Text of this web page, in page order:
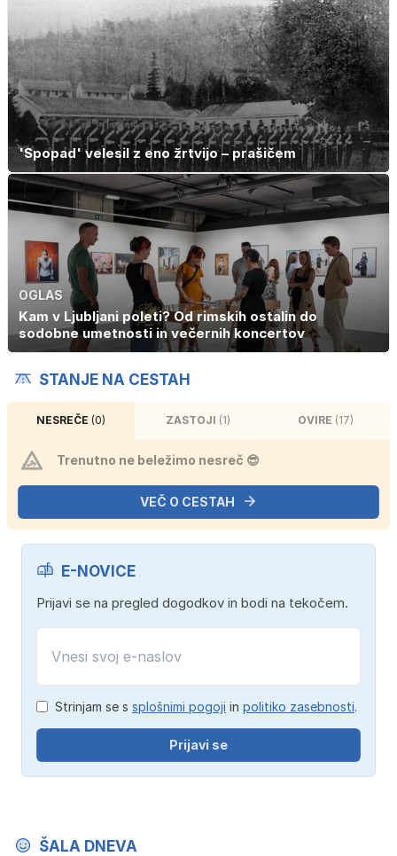
'Spopad' velesil z eno žrtvijo – prašičem
OGLAS
Kam v Ljubljani poleti? Od rimskih ostalin do
sodobne umetnosti in večernih koncertov
STANJE NA CESTAH
NESREČE (0) ZASTOJI (1) OVIRE (17)
Trenutno ne beležimo nesreč 😎
VEČ O CESTAH
E-NOVICE
Prijavi se na pregled dogodkov in bodi na tekočem.
Strinjam se s splošnimi pogoji in politiko zasebnosti.
Prijavi se
ŠALA DNEVA